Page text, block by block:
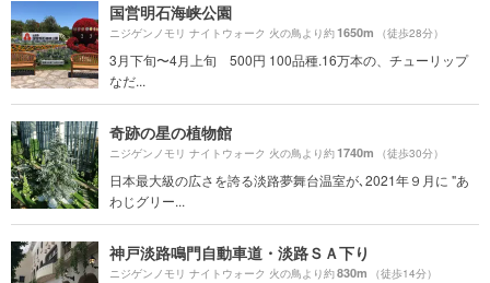
国営明石海峡公園
ニジゲンノモリ ナイトウォーク 火の鳥より約1650m （徒歩28分）
3月下旬〜4月上旬 500円 100品種.16万本の、チューリップ
なだ...
奇跡の星の植物館
ニジゲンノモリ ナイトウォーク 火の鳥より約1740m （徒歩30分）
日本最大級の広さを誇る淡路夢舞台温室が､2021年９月に "あ
わじグリー...
神戸淡路鳴門自動車道・淡路ＳＡ下り
ニジゲンノモリ ナイトウォーク 火の鳥より約830m （徒歩14分）